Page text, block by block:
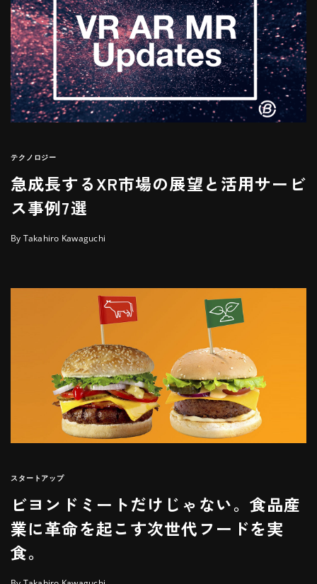
テクノロジー
急成長するXR市場の展望と活用サービ
ス事例7選
By Takahiro Kawaguchi
スタートアップ
ビヨンドミートだけじゃない。食品産
業に革命を起こす次世代フードを実
食。